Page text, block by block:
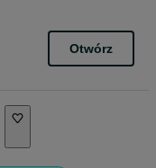
Otwórz